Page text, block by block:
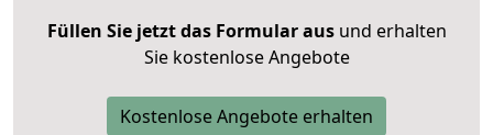
Füllen Sie jetzt das Formular ausund erhalten
Sie kostenlose Angebote
Kostenlose Angebote erhalten